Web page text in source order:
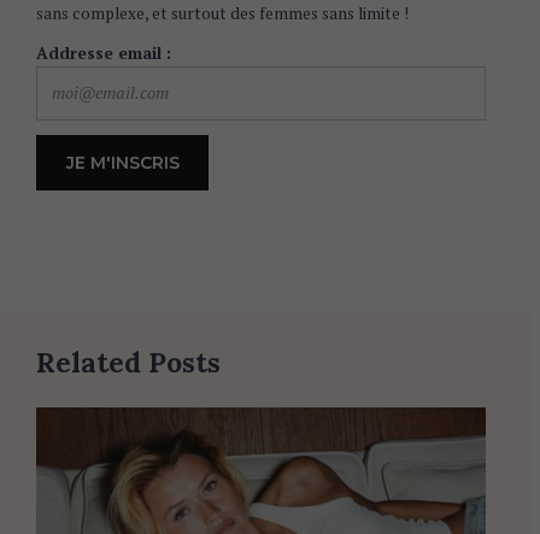
sans complexe, et surtout des femmes sans limite !
Addresse email :
Related Posts